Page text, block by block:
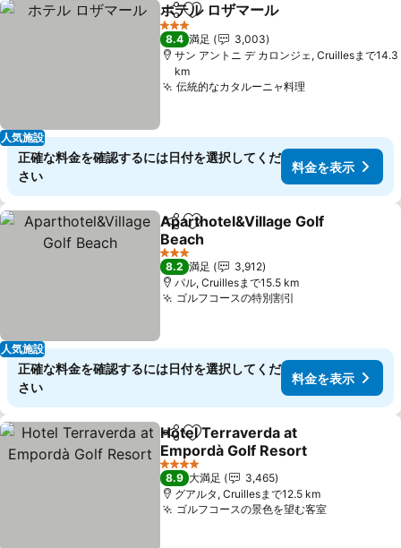
人気施設
シェアお気に入りに追加
ホテル ロザマール
3 ホテルのランク
8.4 満足
3,003
サン アントニ デ カロンジェ, Cruillesまで14.3
km
伝統的なカタルーニャ料理料金を表示
正確な料金を確認するには日付を選択してくだ
さい
料金を表示
人気施設
シェアお気に入りに追加
Aparthotel&Village Golf
Beach
料金を表示
3 ホテルのランク
8.2 満足
3,912
パル, Cruillesまで15.5 km
ゴルフコースの特別割引
正確な料金を確認するには日付を選択してくだ
さい
料金を表示
シェアお気に入りに追加
Hotel Terraverda at
Empordà Golf Resort
料金を表示
4 ホテルのランク
8.9 大満足
3,465
グアルタ, Cruillesまで12.5 km
ゴルフコースの景色を望む客室料金を表示